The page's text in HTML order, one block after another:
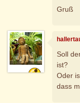
Gruß
Soll
ist?
Oder
dass